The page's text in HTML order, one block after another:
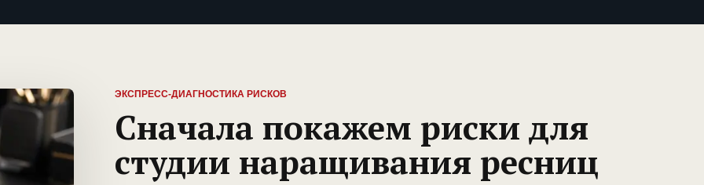
ЭКСПРЕСС-ДИАГНОСТИКА РИСКОВ
Сначала покажем риски для
студии наращивания ресниц